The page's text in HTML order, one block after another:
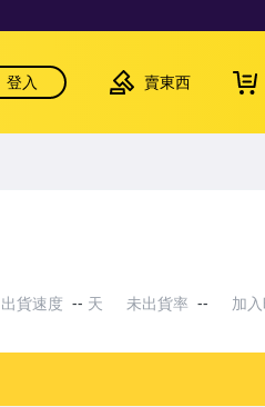
登入 賣東西
出貨速度 -- 天 未出貨率 -- 加